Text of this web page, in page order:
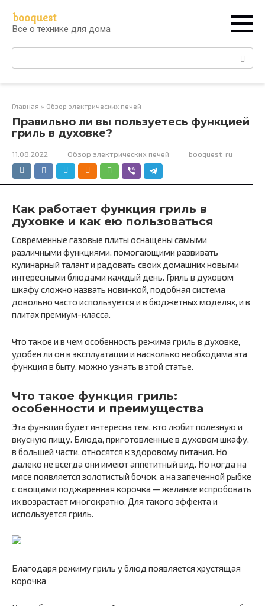
контенту
booquest
Все о технике для дома
Поиск:
Главная » Обзор электрических печей
Правильно ли вы пользуетесь функцией
гриль в духовке?
11.08.2022 Обзор электрических печей booquest_ru
Как работает функция гриль в
духовке и как ею пользоваться
Современные газовые плиты оснащены самыми
различными функциями, помогающими развивать
кулинарный талант и радовать своих домашних новыми
интересными блюдами каждый день. Гриль в духовом
шкафу сложно назвать новинкой, подобная система
довольно часто используется и в бюджетных моделях, и в
плитах премиум-класса.
Что такое и в чем особенность режима гриль в духовке,
удобен ли он в эксплуатации и насколько необходима эта
функция в быту, можно узнать в этой статье.
Что такое функция гриль:
особенности и преимущества
Эта функция будет интересна тем, кто любит полезную и
вкусную пищу. Блюда, приготовленные в духовом шкафу,
в большей части, относятся к здоровому питания. Но
далеко не всегда они имеют аппетитный вид. Но когда на
мясе появляется золотистый бочок, а на запеченной рыбке
с овощами поджаренная корочка — желание испробовать
их возрастает многократно. Для такого эффекта и
используется гриль.
Благодаря режиму гриль у блюд появляется хрустящая
корочка